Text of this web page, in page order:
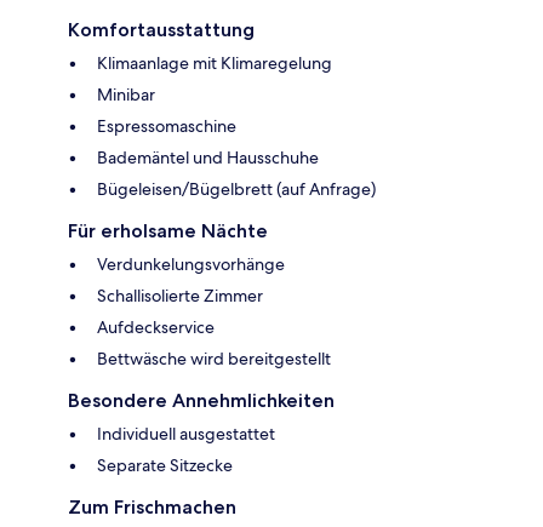
Komfortausstattung
Klimaanlage mit Klimaregelung
Minibar
Espressomaschine
Bademäntel und Hausschuhe
Bügeleisen/Bügelbrett (auf Anfrage)
Für erholsame Nächte
Verdunkelungsvorhänge
Schallisolierte Zimmer
Aufdeckservice
Bettwäsche wird bereitgestellt
Besondere Annehmlichkeiten
Individuell ausgestattet
Separate Sitzecke
Zum Frischmachen